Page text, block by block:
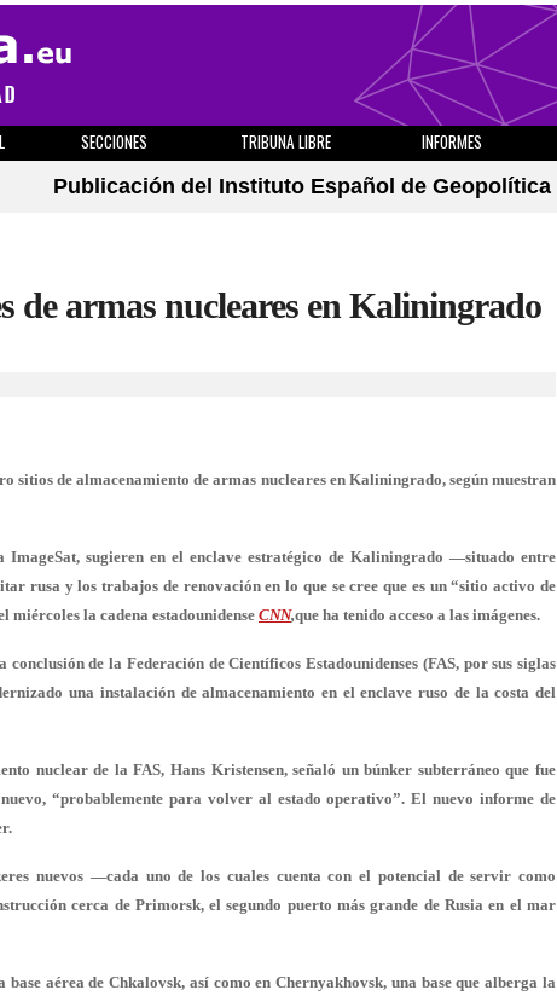
SECCIONES TRIBUNA LIBRE INFORMES
Publicación del Instituto Español de Geopolítica
de armas nucleares en Kaliningrado
sitios de almacenamiento de armas nucleares en Kaliningrado, según muestran
ImageSat, sugieren en el enclave estratégico de Kaliningrado —situado entre
rusa y los trabajos de renovación en lo que se cree que es un “sitio activo de
miércoles la cadena estadounidense CNN,que ha tenido acceso a las imágenes.
conclusión de la Federación de Científicos Estadounidenses (FAS, por sus siglas
una instalación de almacenamiento en el enclave ruso de la costa del
nuclear de la FAS, Hans Kristensen, señaló un búnker subterráneo que fue
“probablemente para volver al estado operativo”. El nuevo informe de
nuevos —cada uno de los cuales cuenta con el potencial de servir como
cerca de Primorsk, el segundo puerto más grande de Rusia en el mar
aérea de Chkalovsk, así como en Chernyakhovsk, una base que alberga la